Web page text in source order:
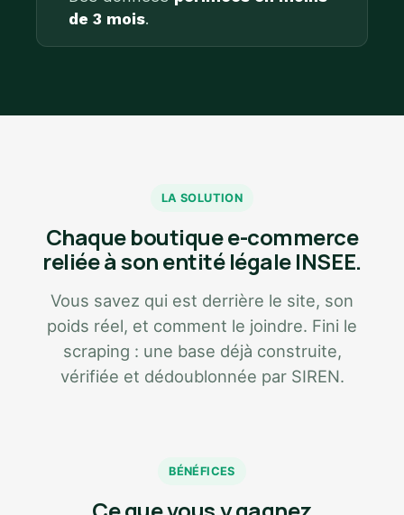
de 3 mois.
LA SOLUTION
Chaque boutique e-commerce
reliée à son entité légale INSEE.
Vous savez qui est derrière le site, son
poids réel, et comment le joindre. Fini le
scraping : une base déjà construite,
vérifiée et dédoublonnée par SIREN.
BÉNÉFICES